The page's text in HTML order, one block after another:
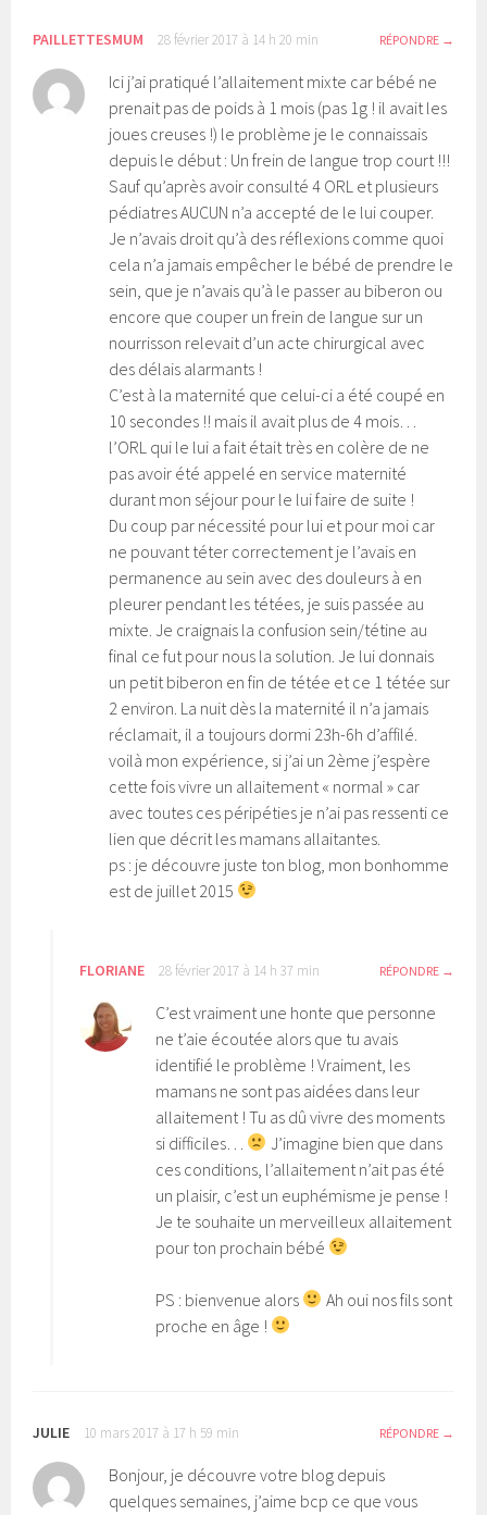
PAILLETTESMUM 28 février 2017 à 14 h 20 min RÉPONDRE
Ici j’ai pratiqué l’allaitement mixte car bébé ne
prenait pas de poids à 1 mois (pas 1g ! il avait les
joues creuses !) le problème je le connaissais
depuis le début : Un frein de langue trop court !!!
Sauf qu’après avoir consulté 4 ORL et plusieurs
pédiatres AUCUN n’a accepté de le lui couper.
Je n’avais droit qu’à des réflexions comme quoi
cela n’a jamais empêcher le bébé de prendre le
sein, que je n’avais qu’à le passer au biberon ou
encore que couper un frein de langue sur un
nourrisson relevait d’un acte chirurgical avec
des délais alarmants !
C’est à la maternité que celui-ci a été coupé en
10 secondes !! mais il avait plus de 4 mois…
l’ORL qui le lui a fait était très en colère de ne
pas avoir été appelé en service maternité
durant mon séjour pour le lui faire de suite !
Du coup par nécessité pour lui et pour moi car
ne pouvant téter correctement je l’avais en
permanence au sein avec des douleurs à en
pleurer pendant les tétées, je suis passée au
mixte. Je craignais la confusion sein/tétine au
final ce fut pour nous la solution. Je lui donnais
un petit biberon en fin de tétée et ce 1 tétée sur
2 environ. La nuit dès la maternité il n’a jamais
réclamait, il a toujours dormi 23h-6h d’affilé.
voilà mon expérience, si j’ai un 2ème j’espère
cette fois vivre un allaitement « normal » car
avec toutes ces péripéties je n’ai pas ressenti ce
lien que décrit les mamans allaitantes.
ps : je découvre juste ton blog, mon bonhomme
est de juillet 2015
FLORIANE 28 février 2017 à 14 h 37 min RÉPONDRE
C’est vraiment une honte que personne
ne t’aie écoutée alors que tu avais
identifié le problème ! Vraiment, les
mamans ne sont pas aidées dans leur
allaitement ! Tu as dû vivre des moments
si difficiles…
J’imagine bien que dans
ces conditions, l’allaitement n’ait pas été
un plaisir, c’est un euphémisme je pense !
Je te souhaite un merveilleux allaitement
pour ton prochain bébé
PS : bienvenue alors
Ah oui nos fils sont
proche en âge !
JULIE 10 mars 2017 à 17 h 59 min RÉPONDRE
Bonjour, je découvre votre blog depuis
quelques semaines, j’aime bcp ce que vous